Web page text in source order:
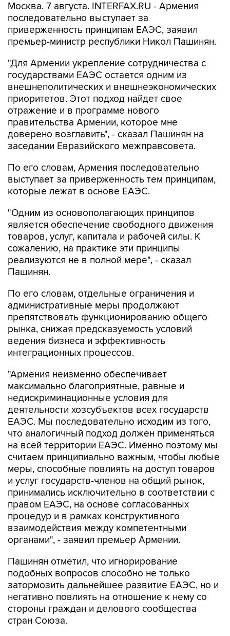
Москва. 7 августа. INTERFAX.RU - Армения
последовательно выступает за
приверженность принципам ЕАЭС, заявил
премьер-министр республики Никол Пашинян.
"Для Армении укрепление сотрудничества с
государствами ЕАЭС остается одним из
внешнеполитических и внешнеэкономических
приоритетов. Этот подход найдет свое
отражение и в программе нового
правительства Армении, которое мне
доверено возглавить", - сказал Пашинян на
заседании Евразийского межправсовета.
По его словам, Армения последовательно
выступает за приверженность тем принципам,
которые лежат в основе ЕАЭС.
"Одним из основополагающих принципов
является обеспечение свободного движения
товаров, услуг, капитала и рабочей силы. К
сожалению, на практике эти принципы
реализуются не в полной мере", - сказал
Пашинян.
По его словам, отдельные ограничения и
административные меры продолжают
препятствовать функционированию общего
рынка, снижая предсказуемость условий
ведения бизнеса и эффективность
интеграционных процессов.
"Армения неизменно обеспечивает
максимально благоприятные, равные и
недискриминационные условия для
деятельности хозсубъектов всех государств
ЕАЭС. Мы последовательно исходим из того,
что аналогичный подход должен применяться
на всей территории ЕАЭС. Именно поэтому мы
считаем принципиально важным, чтобы любые
меры, способные повлиять на доступ товаров
и услуг государств-членов на общий рынок,
принимались исключительно в соответствии с
правом ЕАЭС, на основе согласованных
процедур и в рамках конструктивного
взаимодействия между компетентными
органами", - заявил премьер Армении.
Пашинян отметил, что игнорирование
подобных вопросов способно не только
затормозить дальнейшее развитие ЕАЭС, но и
негативно повлиять на отношение к нему со
стороны граждан и делового сообщества
стран Союза.